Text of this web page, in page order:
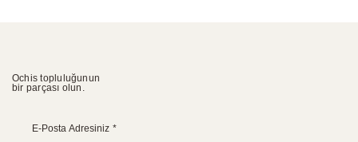
Ochis topluluğunun
bir parçası olun.
E-Posta Adresiniz *